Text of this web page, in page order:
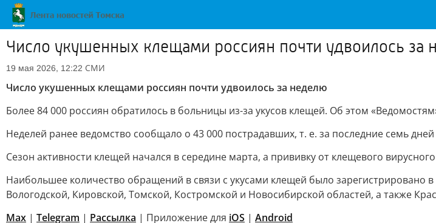
Число укушенных клещами россиян почти удвоилось за
19 мая 2026, 12:22 СМИ
Число укушенных клещами россиян почти удвоилось за неделю
Более 84 000 россиян обратилось в больницы из-за укусов клещей. Об этом
Неделей ранее ведомство сообщало о 43 000 пострадавших, т. е. за последние семь
Сезон активности клещей начался в середине марта, а прививку от клещевого
Наибольшее количество обращений в связи с укусами клещей было зарегистрировано
Вологодской, Кировской, Томской, Костромской и Новосибирской областей, а также
Max | Telegram | Рассылка | Приложение для iOS | Android